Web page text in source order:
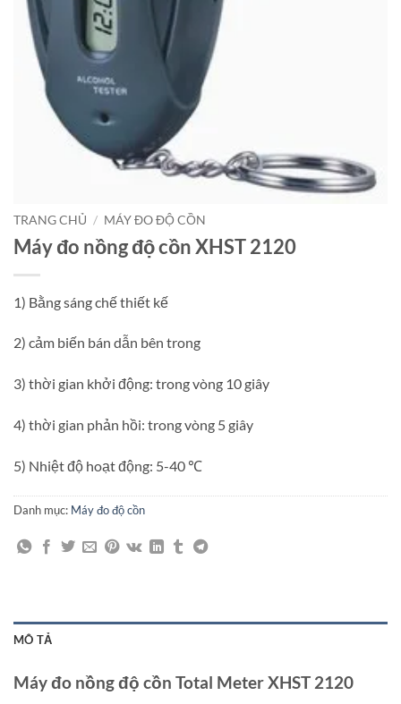
TRANG CHỦ / MÁY ĐO ĐỘ CỒN
Máy đo nồng độ cồn XHST 2120
1) Bằng sáng chế thiết kế
2) cảm biến bán dẫn bên trong
3) thời gian khởi động: trong vòng 10 giây
4) thời gian phản hồi: trong vòng 5 giây
5) Nhiệt độ hoạt động: 5-40 ℃
Danh mục: Máy đo độ cồn
MÔ TẢ
Máy đo nồng độ cồn Total Meter XHST 2120